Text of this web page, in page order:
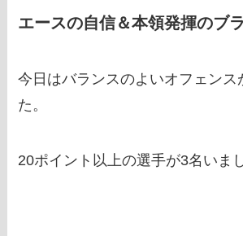
エースの自信＆本領発揮のブ
今日はバランスのよいオフェンス
た。
20ポイント以上の選手が3名いま